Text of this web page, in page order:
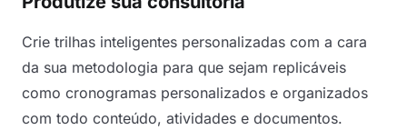
Crie trilhas inteligentes personalizadas com a cara
da sua metodologia para que sejam replicáveis
como cronogramas personalizados e organizados
com todo conteúdo, atividades e documentos.